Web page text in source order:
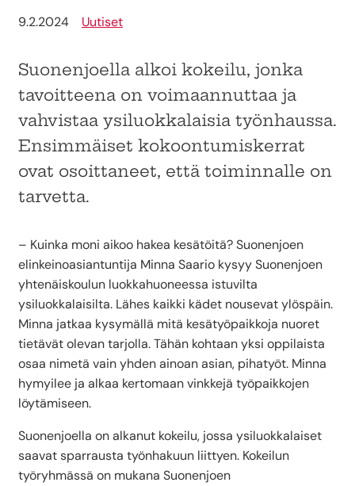
9.2.2024 Uutiset
Suonenjoella alkoi kokeilu, jonka
tavoitteena on voimaannuttaa ja
vahvistaa ysiluokkalaisia työnhaussa.
Ensimmäiset kokoontumiskerrat
ovat osoittaneet, että toiminnalle on
tarvetta.
– Kuinka moni aikoo hakea kesätöitä? Suonenjoen
elinkeinoasiantuntija Minna Saario kysyy Suonenjoen
yhtenäiskoulun luokkahuoneessa istuvilta
ysiluokkalaisilta. Lähes kaikki kädet nousevat ylöspäin.
Minna jatkaa kysymällä mitä kesätyöpaikkoja nuoret
tietävät olevan tarjolla. Tähän kohtaan yksi oppilaista
osaa nimetä vain yhden ainoan asian, pihatyöt. Minna
hymyilee ja alkaa kertomaan vinkkejä työpaikkojen
löytämiseen.
Suonenjoella on alkanut kokeilu, jossa ysiluokkalaiset
saavat sparrausta työnhakuun liittyen. Kokeilun
työryhmässä on mukana Suonenjoen